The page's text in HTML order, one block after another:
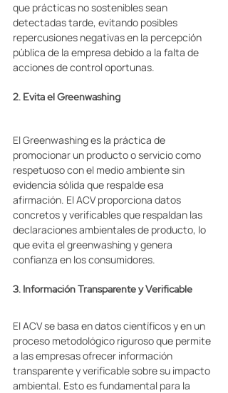
que prácticas no sostenibles sean
detectadas tarde, evitando posibles
repercusiones negativas en la percepción
pública de la empresa debido a la falta de
acciones de control oportunas.
2. Evita el Greenwashing
El Greenwashing es la práctica de
promocionar un producto o servicio como
respetuoso con el medio ambiente sin
evidencia sólida que respalde esa
afirmación. El ACV proporciona datos
concretos y verificables que respaldan las
declaraciones ambientales de producto, lo
que evita el greenwashing y genera
confianza en los consumidores.
3. Información Transparente y Verificable
El ACV se basa en datos científicos y en un
proceso metodológico riguroso que permite
a las empresas ofrecer información
transparente y verificable sobre su impacto
ambiental. Esto es fundamental para la